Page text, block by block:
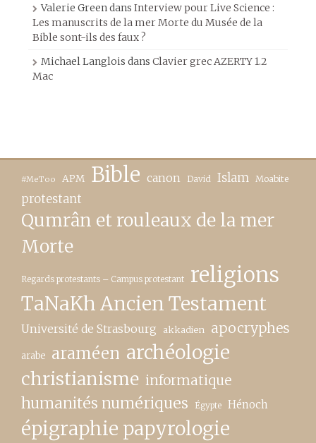
Valerie Greendans Interview pour Live Science :
Les manuscrits de la mer Morte du Musée de la
Bible sont-ils des faux ?
Michael Langlois dans Clavier grec AZERTY 1.2
Mac
#MeToo APM Bible canon David Islam Moabite
protestant
Qumrân et rouleaux de la mer
Morte
Regards protestants – Campus protestant religions
TaNaKh Ancien Testament
Université de Strasbourg akkadien apocryphes
arabe araméen archéologie
christianisme informatique
humanités numériques Égypte Hénoch
épigraphie papyrologie